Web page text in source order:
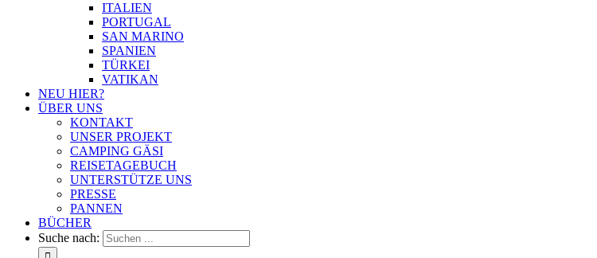
ITALIEN
PORTUGAL
SAN MARINO
SPANIEN
TÜRKEI
VATIKAN
NEU HIER?
ÜBER UNS
KONTAKT
UNSER PROJEKT
CAMPING GÄSI
REISETAGEBUCH
UNTERSTÜTZE UNS
PRESSE
PANNEN
BÜCHER
Suche nach: